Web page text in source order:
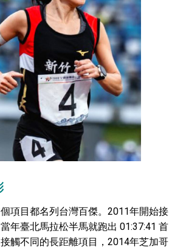
項目都名列台灣百傑。2011年開始接
年臺北馬拉松半馬就跑出 01:37:41 首
觸不同的長距離項目，2014年芝加哥